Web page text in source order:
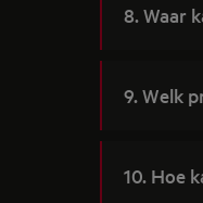
8. Waar
9. Welk
10. Hoe